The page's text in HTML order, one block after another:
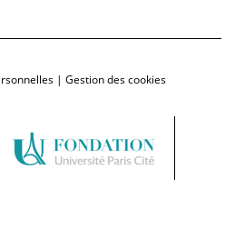
| Gestion des cookies